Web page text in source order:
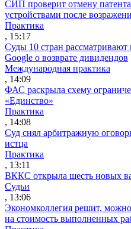
СИП проверит отмену
устройствами после
Практика
, 15:17
Суды 10 стран рассматривают
Google о возврате дивидендов
Международная практика
, 14:09
ФАС раскрыла схему
«Единство»
Практика
, 14:08
Суд снял арбитражную
истца
Практика
, 13:11
ВККС открыла шесть новых
Судьи
, 13:06
Экономколлегия решит,
на стоимость выполненных